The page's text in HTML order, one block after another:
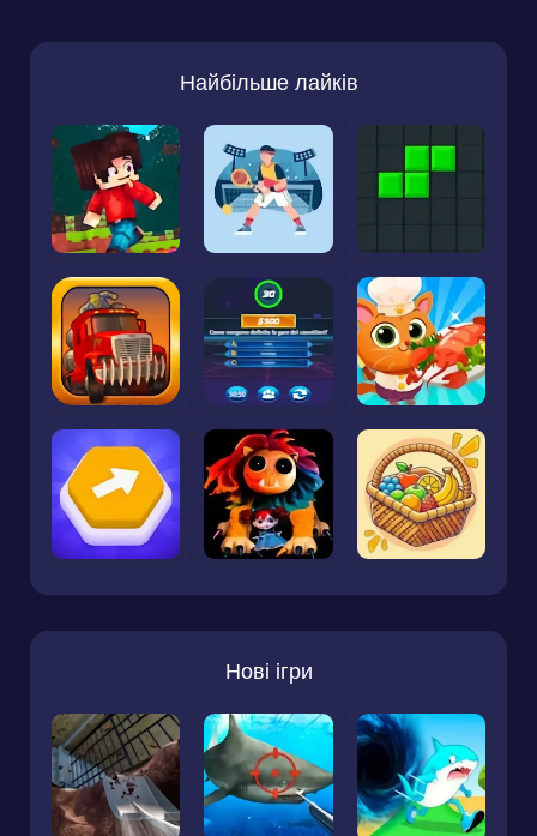
Найбільше лайків
Нові ігри